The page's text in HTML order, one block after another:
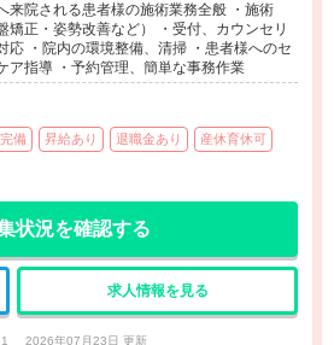
来院される患者様の施術業務全般 ・施術
矯正・姿勢改善など） ・受付、カウンセリ
応 ・院内の環境整備、清掃 ・患者様へのセ
ア指導 ・予約管理、簡単な事務作業
備 昇給あり 退職金あり 産休育休可
状況を確認する
求人情報を見る
2026年07月23日 更新